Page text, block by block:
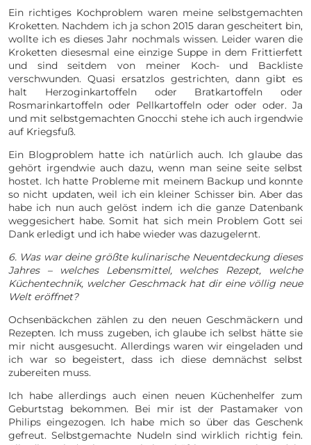
Ein richtiges Kochproblem waren meine selbstgemachten
Kroketten. Nachdem ich ja schon 2015 daran gescheitert bin,
wollte ich es dieses Jahr nochmals wissen. Leider waren die
Kroketten diesesmal eine einzige Suppe in dem Frittierfett
und sind seitdem von meiner Koch- und Backliste
verschwunden. Quasi ersatzlos gestrichten, dann gibt es
halt Herzoginkartoffeln oder Bratkartoffeln oder
Rosmarinkartoffeln oder Pellkartoffeln oder oder oder. Ja
und mit selbstgemachten Gnocchi stehe ich auch irgendwie
auf Kriegsfuß.
Ein Blogproblem hatte ich natürlich auch. Ich glaube das
gehört irgendwie auch dazu, wenn man seine seite selbst
hostet. Ich hatte Probleme mit meinem Backup und konnte
so nicht updaten, weil ich ein kleiner Schisser bin. Aber das
habe ich nun auch gelöst indem ich die ganze Datenbank
weggesichert habe. Somit hat sich mein Problem Gott sei
Dank erledigt und ich habe wieder was dazugelernt.
6. Was war deine größte kulinarische Neuentdeckung dieses
Jahres – welches Lebensmittel, welches Rezept, welche
Küchentechnik, welcher Geschmack hat dir eine völlig neue
Welt eröffnet?
Ochsenbäckchen zählen zu den neuen Geschmäckern und
Rezepten. Ich muss zugeben, ich glaube ich selbst hätte sie
mir nicht ausgesucht. Allerdings waren wir eingeladen und
ich war so begeistert, dass ich diese demnächst selbst
zubereiten muss.
Ich habe allerdings auch einen neuen Küchenhelfer zum
Geburtstag bekommen. Bei mir ist der Pastamaker von
Philips eingezogen. Ich habe mich so über das Geschenk
gefreut. Selbstgemachte Nudeln sind wirklich richtig fein.